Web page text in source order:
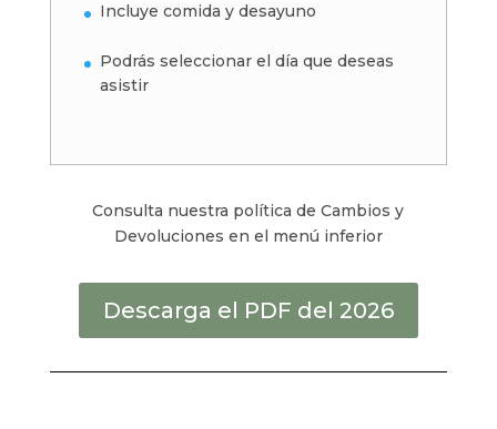
Incluye comida y desayuno
Podrás seleccionar el día que deseas
asistir
Consulta nuestra política de Cambios y
Devoluciones en el menú inferior
Descarga el PDF del 2026